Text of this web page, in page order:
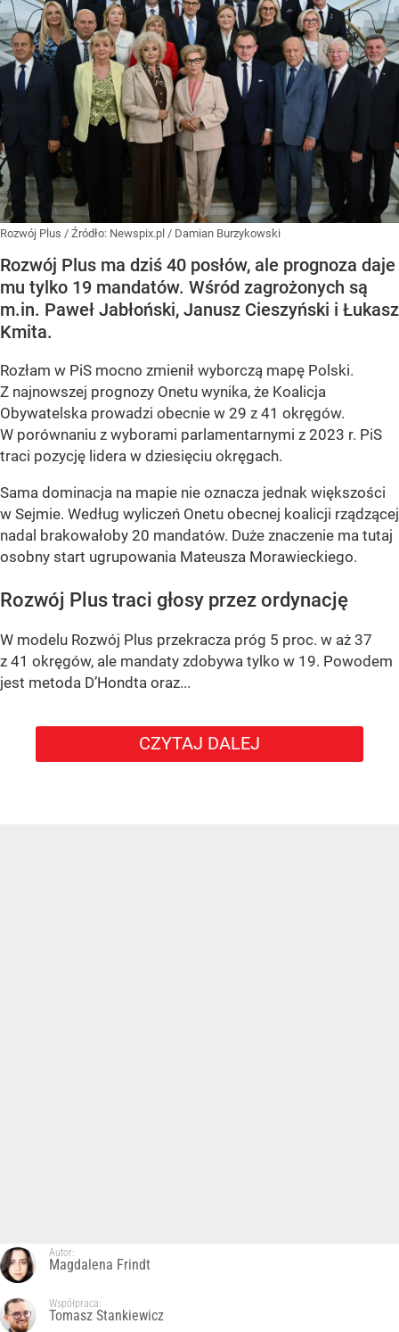
Rozwój Plus / Źródło: Newspix.pl / Damian Burzykowski
Rozwój Plus ma dziś 40 posłów, ale prognoza daje
mu tylko 19 mandatów. Wśród zagrożonych są
m.in. Paweł Jabłoński, Janusz Cieszyński i Łukasz
Kmita.
Rozłam w PiS mocno zmienił wyborczą mapę Polski.
Z najnowszej prognozy Onetu wynika, że Koalicja
Obywatelska prowadzi obecnie w 29 z 41 okręgów.
W porównaniu z wyborami parlamentarnymi z 2023 r. PiS
traci pozycję lidera w dziesięciu okręgach.
Sama dominacja na mapie nie oznacza jednak większości
w Sejmie. Według wyliczeń Onetu obecnej koalicji rządzącej
nadal brakowałoby 20 mandatów. Duże znaczenie ma tutaj
osobny start ugrupowania Mateusza Morawieckiego.
Rozwój Plus traci głosy przez ordynację
W modelu Rozwój Plus przekracza próg 5 proc. w aż 37
z 41 okręgów, ale mandaty zdobywa tylko w 19. Powodem
jest metoda D’Hondta oraz...
CZYTAJ DALEJ
Autor:
Magdalena Frindt
Współpraca:
Tomasz Stankiewicz